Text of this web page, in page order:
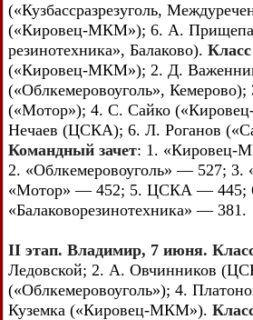
(«Кузбассразрезуголь,
(«Кировец-МКМ»); 6. А. Прищепа
резинотехника», Балаково). Класс
(«Кировец-МКМ»); 2. Д.
(«Облкемеровоуголь»,
(«Мотор»); 4. С. Сайко
Нечаев (ЦСКА); 6. Л. Роганов
Командный зачет: 1. «Кировец-
2. «Облкемеровоуголь» — 527;
«Мотор» — 452; 5. ЦСКА — 445;
«Балаковорезинотехника» — 381.
II этап. Владимир, 7 июня.
Ледовской; 2. А. Овчинников
(«Облкемеровоуголь»); 4.
Куземка («Кировец-МКМ»).